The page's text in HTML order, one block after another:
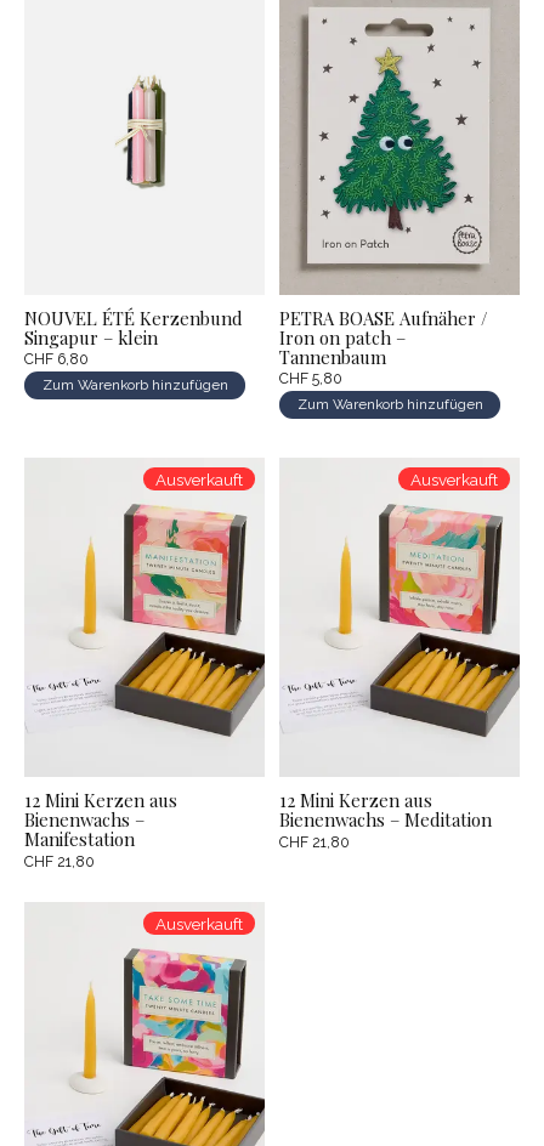
NOUVEL ÉTÉ Kerzenbund
Singapur – klein
CHF 6,80
Zum Warenkorb hinzufügen
PETRA BOASE Aufnäher /
Iron on patch –
Tannenbaum
CHF 5,80
Zum Warenkorb hinzufügen
Ausverkauft
12 Mini Kerzen aus
Bienenwachs –
Manifestation
CHF 21,80
Ausverkauft
12 Mini Kerzen aus
Bienenwachs – Meditation
CHF 21,80
Ausverkauft